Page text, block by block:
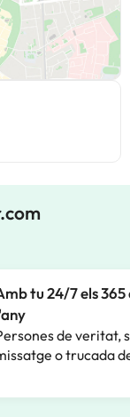
tu 24/7 els 365
de veritat,
o trucada